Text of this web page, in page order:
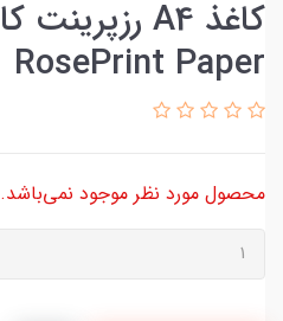
RosePrint Paper
محصول مورد نظر موجود نمی‌باشد.